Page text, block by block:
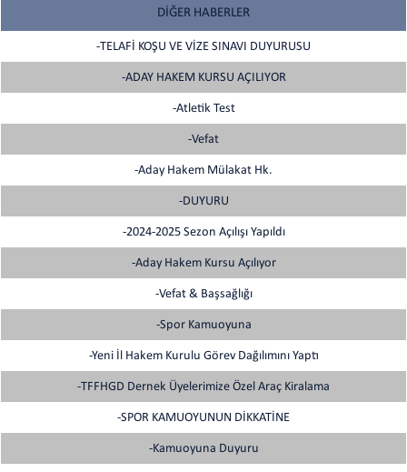
DİĞER HABERLER
-TELAFİ KOŞU VE VİZE SINAVI DUYURUSU
-ADAY HAKEM KURSU AÇILIYOR
-Atletik Test
-Vefat
-Aday Hakem Mülakat Hk.
-DUYURU
-2024-2025 Sezon Açılışı Yapıldı
-Aday Hakem Kursu Açılıyor
-Vefat & Başsağlığı
-Spor Kamuoyuna
-Yeni İl Hakem Kurulu Görev Dağılımını Yaptı
-TFFHGD Dernek Üyelerimize Özel Araç Kiralama
-SPOR KAMUOYUNUN DİKKATİNE
-Kamuoyuna Duyuru